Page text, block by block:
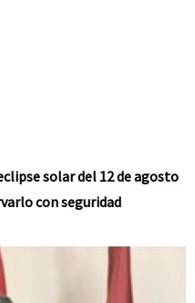
solar del 12 de agosto
con seguridad